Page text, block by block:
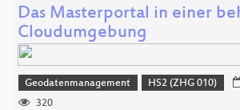
Das Masterportal in einer
Cloudumgebung
Geodatenmanagement HS2 (ZHG 010)
320